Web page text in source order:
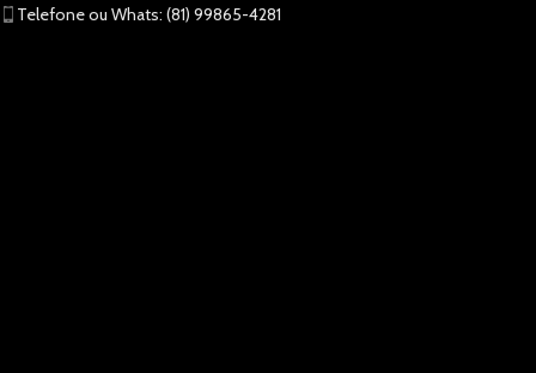
Telefone ou Whats: (81) 99865-4281